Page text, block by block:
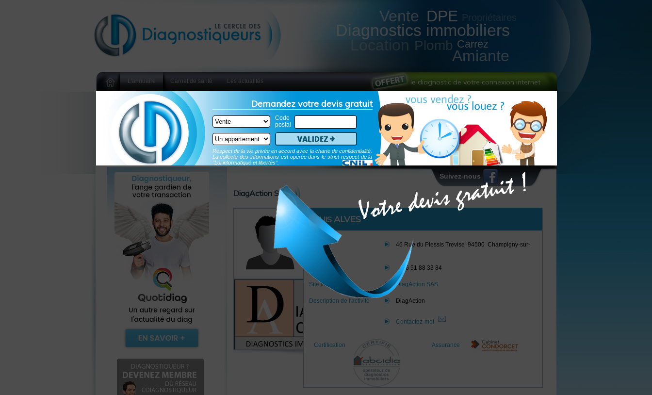
Vente DPE Propriétaires
Diagnostics immobiliers
Location Plomb Carrez
Amiante
L'annuaire Carnet de santé Les actualités le diagnostic de votre connexion internet
Demandez votre devis gratuit
Code
postal
Validez
Respect de la vie privée en accord avec la charte de confidentialité.
La collecte des informations est opérée dans le strict respect de la
"Loi informatique et libertés".
Suivez-nous
DiagAction SAS
LUIS ALVES
Adresse 46 Rue du Plessis Trevise 94500 Champigny-sur-
Marne
Téléphone - 06 51 88 33 84
Site internet DiagAction SAS
Description de l'activité DiagAction
Contactez-moi
Certification Assurance